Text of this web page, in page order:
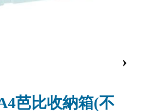
›
芭比收納箱(不